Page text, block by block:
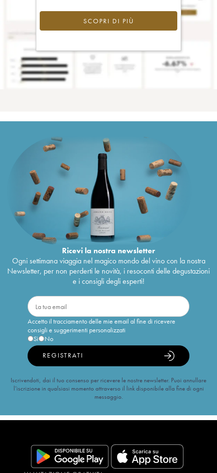
SCOPRI DI PIÙ
Ricevi la nostra newsletter
Ogni settimana viaggia nel magico mondo del vino con la nostra
Newsletter, per non perderti le novità, i resoconti delle degustazioni
e i consigli degli esperti!
Accetto il tracciamento delle mie email al fine di ricevere
consigli e suggerimenti personalizzati
Sì
No
REGISTRATI
Iscrivendoti, dai il tuo consenso per ricevere le nostre newsletter. Puoi annullare
l’iscrizione in qualsiasi momento attraverso il link disponibile alla fine di ogni
messaggio.